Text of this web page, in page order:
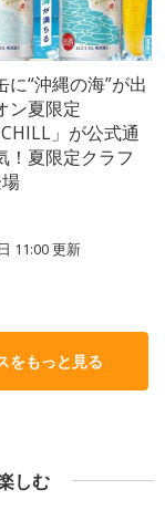
に“沖縄の海”が出
ン夏限定
CHILL」が公式通
！夏限定クラフ
11:00更新
をもっと見る
しむ